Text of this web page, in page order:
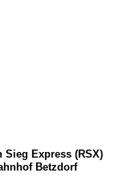
Sieg Express (RSX)
Betzdorf